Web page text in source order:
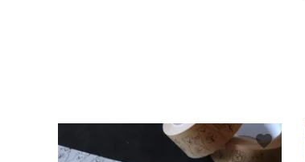
favorite